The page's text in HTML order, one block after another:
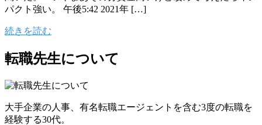
パクト強い。 午後5:42 2021年 […]
続きを読む
転職先生について
大手企業の人事、有名転職エージェントを含む3度の転職を
経験する30代。